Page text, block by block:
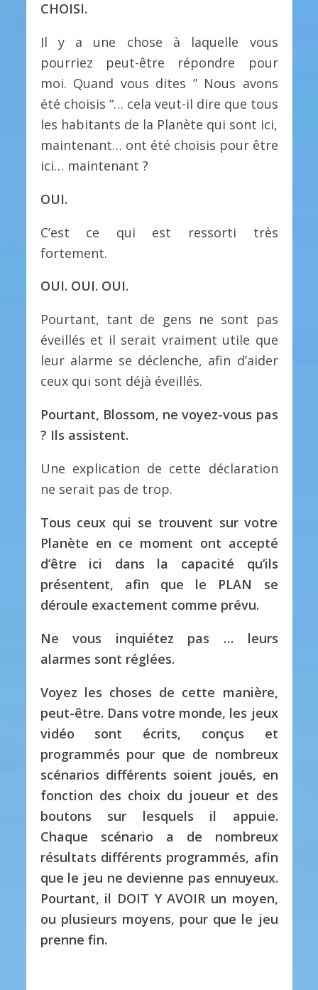
CHOISI.
Il y a une chose à laquelle vous
pourriez peut-être répondre pour
moi. Quand vous dites ” Nous avons
été choisis “… cela veut-il dire que tous
les habitants de la Planète qui sont ici,
maintenant… ont été choisis pour être
ici… maintenant ?
OUI.
C’est ce qui est ressorti très
fortement.
OUI. OUI. OUI.
Pourtant, tant de gens ne sont pas
éveillés et il serait vraiment utile que
leur alarme se déclenche, afin d’aider
ceux qui sont déjà éveillés.
Pourtant, Blossom, ne voyez-vous pas
? Ils assistent.
Une explication de cette déclaration
ne serait pas de trop.
Tous ceux qui se trouvent sur votre
Planète en ce moment ont accepté
d’être ici dans la capacité qu’ils
présentent, afin que le PLAN se
déroule exactement comme prévu.
Ne vous inquiétez pas … leurs
alarmes sont réglées.
Voyez les choses de cette manière,
peut-être. Dans votre monde, les jeux
vidéo sont écrits, conçus et
programmés pour que de nombreux
scénarios différents soient joués, en
fonction des choix du joueur et des
boutons sur lesquels il appuie.
Chaque scénario a de nombreux
résultats différents programmés, afin
que le jeu ne devienne pas ennuyeux.
Pourtant, il DOIT Y AVOIR un moyen,
ou plusieurs moyens, pour que le jeu
prenne fin.